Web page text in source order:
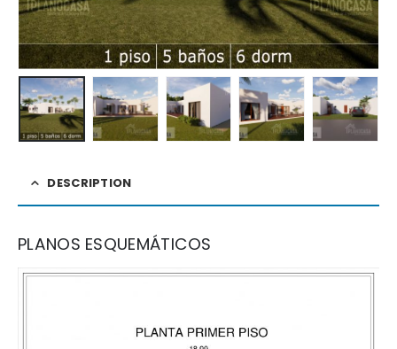
DESCRIPTION
PLANOS ESQUEMÁTICOS